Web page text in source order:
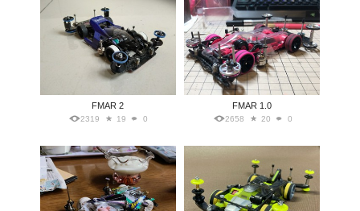
FMAR 2
2319 19 0
FMAR 1.0
2658 20 0